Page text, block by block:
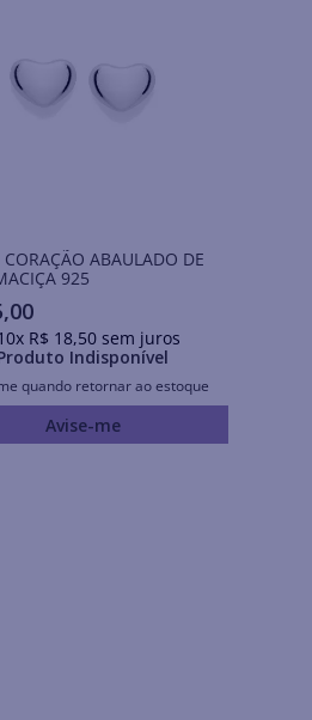
ABAULADO DE
925
,00
x R$ 18,50 sem juros
Indisponível
quando retornar ao estoque
Avise-me